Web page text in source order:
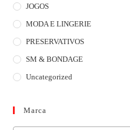
JOGOS
MODA E LINGERIE
PRESERVATIVOS
SM & BONDAGE
Uncategorized
Marca